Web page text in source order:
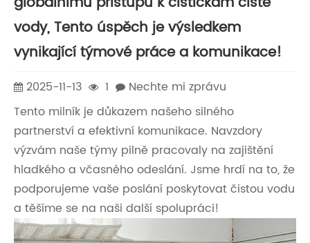
vody, Tento úspěch je výsledkem
vynikající týmové práce a komunikace!
2025-11-13 1
Nechte mi zprávu
Tento milník je důkazem našeho silného
partnerství a efektivní komunikace. Navzdory
výzvám naše týmy pilně pracovaly na zajištění
hladkého a včasného odeslání. Jsme hrdí na to, že
podporujeme vaše poslání poskytovat čistou vodu
a těšíme se na naši další spolupráci!